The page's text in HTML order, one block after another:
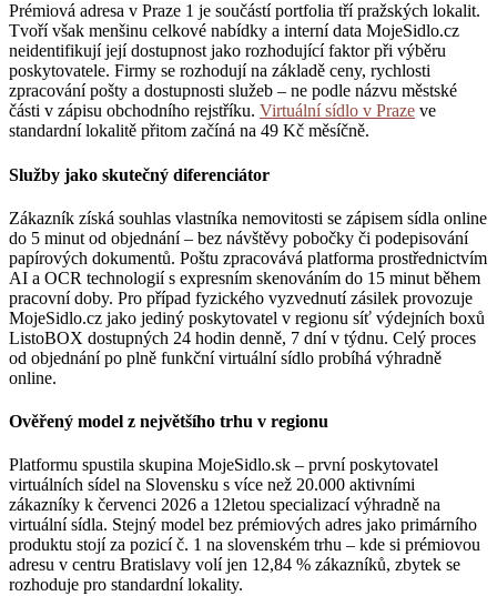
Prémiová adresa v Praze 1 je součástí portfolia tří pražských lokalit.
Tvoří však menšinu celkové nabídky a interní data MojeSidlo.cz
neidentifikují její dostupnost jako rozhodující faktor při výběru
poskytovatele. Firmy se rozhodují na základě ceny, rychlosti
zpracování pošty a dostupnosti služeb – ne podle názvu městské
části v zápisu obchodního rejstříku. Virtuální sídlo v Praze ve
standardní lokalitě přitom začíná na 49 Kč měsíčně.
Služby jako skutečný diferenciátor
Zákazník získá souhlas vlastníka nemovitosti se zápisem sídla online
do 5 minut od objednání – bez návštěvy pobočky či podepisování
papírových dokumentů. Poštu zpracovává platforma prostřednictvím
AI a OCR technologií s expresním skenováním do 15 minut během
pracovní doby. Pro případ fyzického vyzvednutí zásilek provozuje
MojeSidlo.cz jako jediný poskytovatel v regionu síť výdejních boxů
ListoBOX dostupných 24 hodin denně, 7 dní v týdnu. Celý proces
od objednání po plně funkční virtuální sídlo probíhá výhradně
online.
Ověřený model z největšího trhu v regionu
Platformu spustila skupina MojeSidlo.sk – první poskytovatel
virtuálních sídel na Slovensku s více než 20.000 aktivními
zákazníky k červenci 2026 a 12letou specializací výhradně na
virtuální sídla. Stejný model bez prémiových adres jako primárního
produktu stojí za pozicí č. 1 na slovenském trhu – kde si prémiovou
adresu v centru Bratislavy volí jen 12,84 % zákazníků, zbytek se
rozhoduje pro standardní lokality.